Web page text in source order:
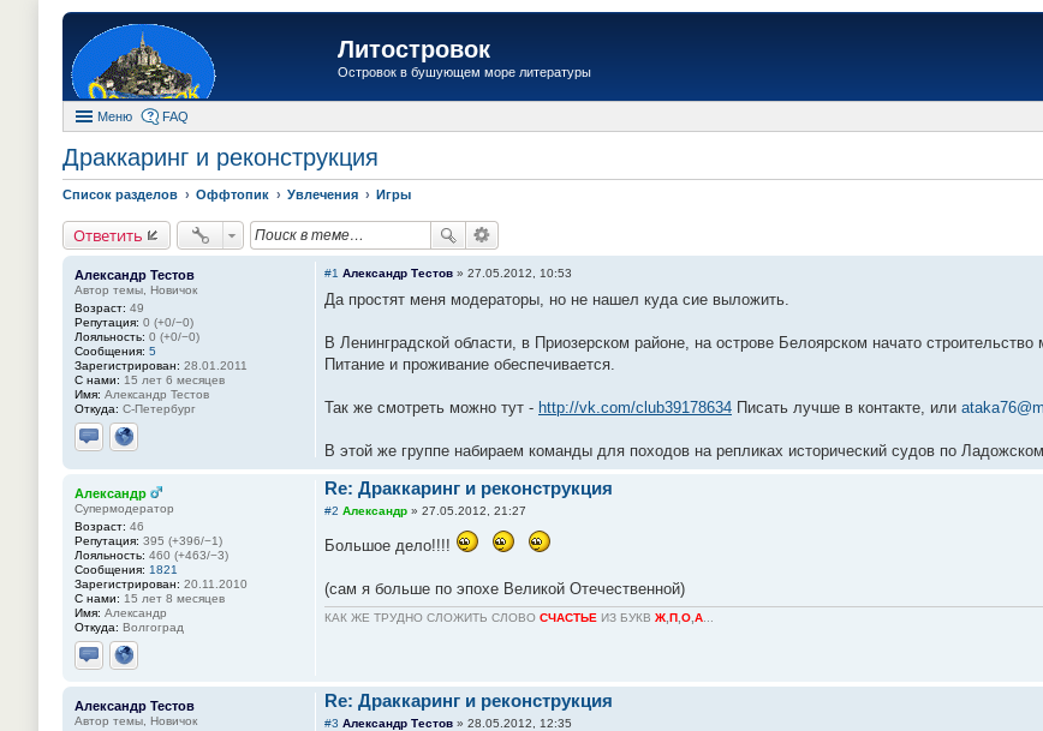
Литостровок
Островок в бушующем море литературы
Меню FAQ
Драккаринг и реконструкция
Список разделов Оффтопик Увлечения Игры
Ответить
Александр Тестов
Автор темы, Новичок
Возраст: 49
Репутация: 0 (+0/−0)
Лояльность: 0 (+0/−0)
Сообщения: 5
Зарегистрирован: 28.01.2011
С нами: 15 лет 6 месяцев
Имя: Александр Тестов
Откуда: С-Петербург
Отправить личное сообщение
Сайт
#1 Александр Тестов » 27.05.2012, 10:53
Да простят меня модераторы, но не нашел куда сие выложить.
В Ленинградской области, в Приозерском районе, на острове Белоярском начато
Питание и проживание обеспечивается.
Так же смотреть можно тут - http://vk.com/club39178634 Писать лучше в контакте, или
В этой же группе набираем команды для походов на репликах исторический судов по
Александр
Супермодератор
Возраст: 46
Репутация: 395 (+396/−1)
Лояльность: 460 (+463/−3)
Сообщения: 1821
Зарегистрирован: 20.11.2010
С нами: 15 лет 8 месяцев
Имя: Александр
Откуда: Волгоград
Отправить личное сообщение
Сайт
Re: Драккаринг и реконструкция
#2 Александр » 27.05.2012, 21:27
Большое дело!!!!
(сам я больше по эпохе Великой Отечественной)
КАК ЖЕ ТРУДНО СЛОЖИТЬ СЛОВО СЧАСТЬЕ ИЗ БУКВ Ж П О А
Александр Тестов
Автор темы, Новичок
Re: Драккаринг и реконструкция
#3 Александр Тестов » 28.05.2012, 12:35